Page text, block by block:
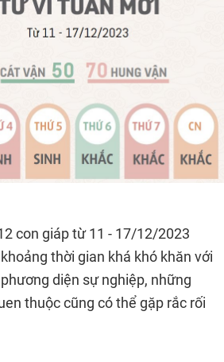
con giáp từ 11 - 17/12/2023
thời gian khá khó khăn với
diện sự nghiệp, những
thuộc cũng có thể gặp rắc rối